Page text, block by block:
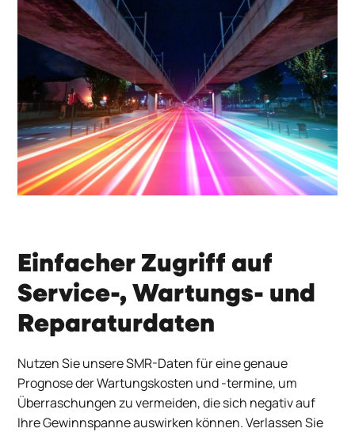
Einfacher Zugriff auf
Service-, Wartungs- und
Reparaturdaten
Nutzen Sie unsere SMR-Daten für eine genaue
Prognose der Wartungskosten und -termine, um
Überraschungen zu vermeiden, die sich negativ auf
Ihre Gewinnspanne auswirken können. Verlassen Sie